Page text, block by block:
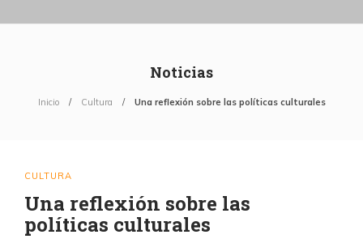
Noticias
Inicio Cultura Una reflexión sobre las políticas culturales
CULTURA
Una reflexión sobre las
políticas culturales